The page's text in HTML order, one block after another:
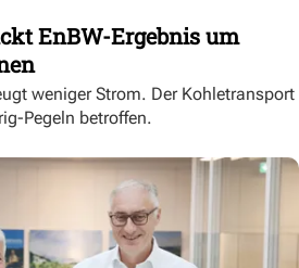
EnBW-Ergebnis um
weniger Strom. Der Kohletransport
Pegeln betroffen.